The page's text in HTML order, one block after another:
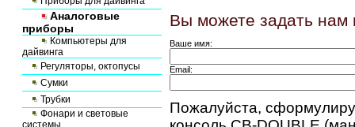
Аналоговые
приборы
Компьютеры для
дайвинга
Регуляторы, октопусы
Сумки
Трубки
Фонари и световые
системы
Вы можете задать
Ваше имя:
Email:
Пожалуйста,